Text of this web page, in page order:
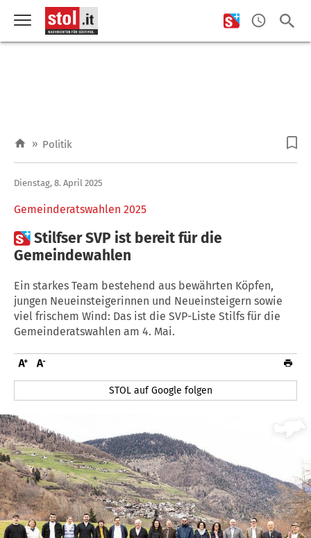
» Politik
Gemeinderatswahlen 2025
Dienstag, 8. April 2025
Stilfser SVP ist bereit für die
Gemeindewahlen
Ein starkes Team bestehend aus bewährten Köpfen,
jungen Neueinsteigerinnen und Neueinsteigern sowie
viel frischem Wind: Das ist die SVP-Liste Stilfs für die
Gemeinderatswahlen am 4. Mai.
STOL auf Google folgen